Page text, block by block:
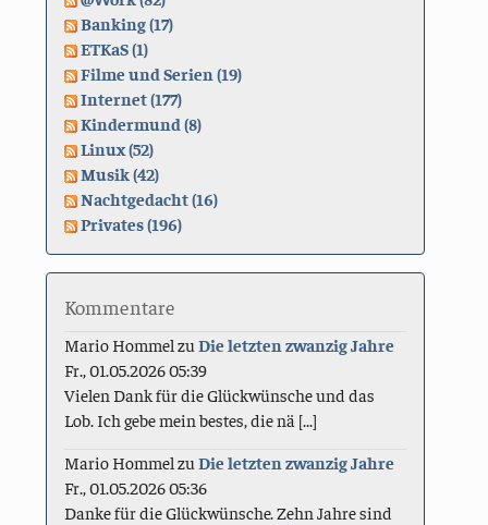
Banking (17)
ETKaS (1)
Filme und Serien (19)
Internet (177)
Kindermund (8)
Linux (52)
Musik (42)
Nachtgedacht (16)
Privates (196)
Kommentare
Mario Hommel zuDie letzten zwanzig Jahre
Fr., 01.05.2026 05:39
Vielen Dank für die Glückwünsche und das
Lob. Ich gebe mein bestes, die nä [...]
Mario Hommel zuDie letzten zwanzig Jahre
Fr., 01.05.2026 05:36
Danke für die Glückwünsche. Zehn Jahre sind